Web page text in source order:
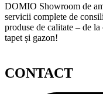
DOMIO Showroom de
servicii complete de
produse de calitate – de
tapet și gazon!
CONTACT